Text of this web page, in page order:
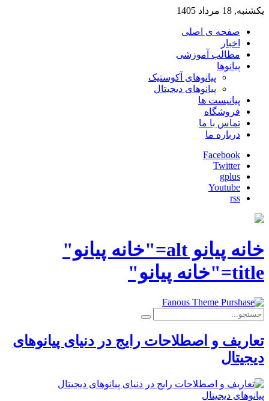
یکشنبه, 18 مرداد 1405
صفحه ی اصلی
اخبار
مطالب آموزشی
پیانوها
پیانوهای آکوستیک
پیانوهای دیجیتال
پیانیست ها
فروشگاه
تماس با ما
درباره ما
Facebook
Twitter
gplus
Youtube
rss
خانه پیانو alt="خانه پیانو"
title="خانه پیانو"
تعاریف و اصطلاحات رایج در دنیای پیانوهای
دیجیتال
پیانوهای دیجیتال